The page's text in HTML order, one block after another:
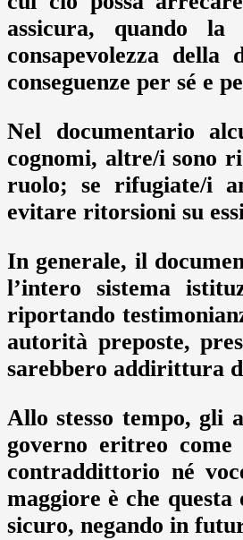
assicura, quando
consapevolezza
conseguenze per sé e
Nel documentario
cognomi, altre/i sono
ruolo; se rifugiate/i
evitare ritorsioni su
In generale, il
l’intero sistema
riportando
autorità preposte,
sarebbero addirittura
Allo stesso tempo, gli
governo eritreo
contraddittorio né
maggiore è che
sicuro, negando in